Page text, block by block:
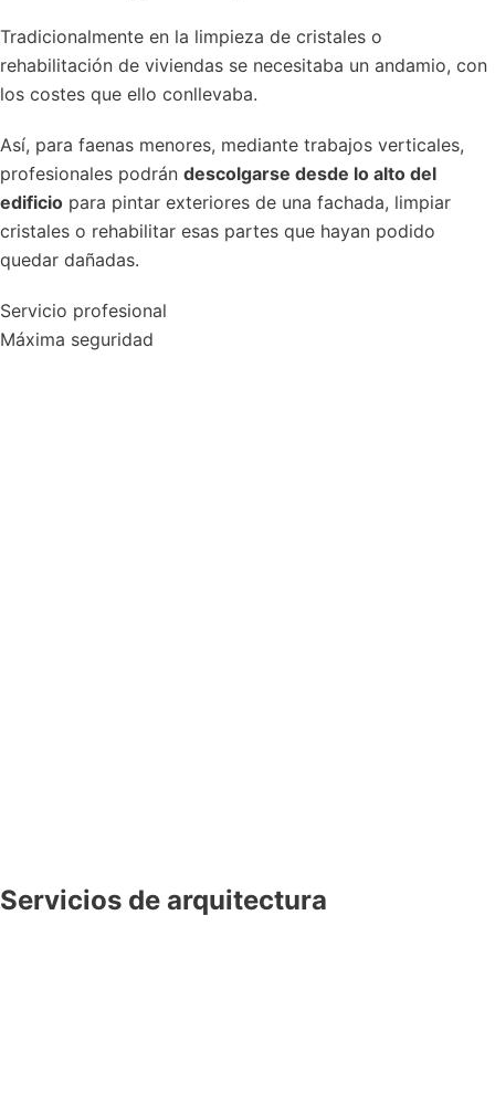
Tradicionalmente en la limpieza de cristales o
rehabilitación de viviendas se necesitaba un andamio, con
los costes que ello conllevaba.
Así, para faenas menores, mediante trabajos verticales,
profesionales podrán descolgarse desde lo alto del
edificio para pintar exteriores de una fachada, limpiar
cristales o rehabilitar esas partes que hayan podido
quedar dañadas.
Servicio profesional
Máxima seguridad
Servicios de arquitectura